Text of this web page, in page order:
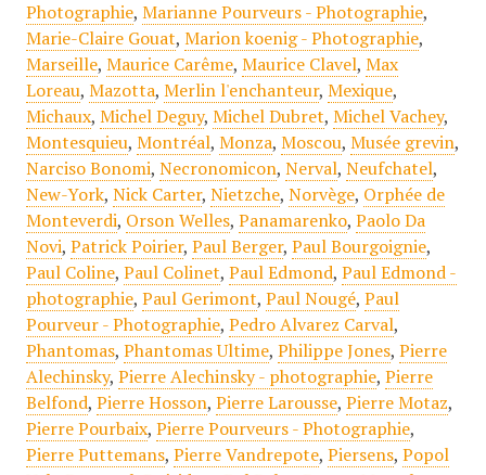
Photographie, Marianne Pourveurs - Photographie,
Marie-Claire Gouat, Marion koenig - Photographie,
Marseille, Maurice Carême, Maurice Clavel, Max
Loreau, Mazotta, Merlin l'enchanteur, Mexique,
Michaux, Michel Deguy, Michel Dubret, Michel Vachey,
Montesquieu, Montréal, Monza, Moscou, Musée grevin,
Narciso Bonomi, Necronomicon, Nerval, Neufchatel,
New-York, Nick Carter, Nietzche, Norvège, Orphée de
Monteverdi, Orson Welles, Panamarenko, Paolo Da
Novi, Patrick Poirier, Paul Berger, Paul Bourgoignie,
Paul Coline, Paul Colinet, Paul Edmond, Paul Edmond -
photographie, Paul Gerimont, Paul Nougé, Paul
Pourveur - Photographie, Pedro Alvarez Carval,
Phantomas, Phantomas Ultime, Philippe Jones, Pierre
Alechinsky, Pierre Alechinsky - photographie, Pierre
Belfond, Pierre Hosson, Pierre Larousse, Pierre Motaz,
Pierre Pourbaix, Pierre Pourveurs - Photographie,
Pierre Puttemans, Pierre Vandrepote, Piersens, Popol